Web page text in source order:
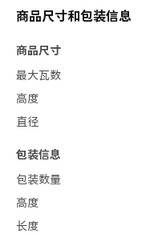
商品尺寸和包装信息
商品尺寸
最大瓦数
高度
直径
包装信息
包装数量
高度
长度